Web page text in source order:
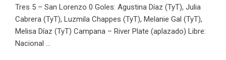
Tres 5 – San Lorenzo 0 Goles: Agustina Díaz (TyT), Julia
Cabrera (TyT), Luzmila Chappes (TyT), Melanie Gal (TyT),
Melisa Díaz (TyT) Campana – River Plate (aplazado) Libre:
Nacional ...